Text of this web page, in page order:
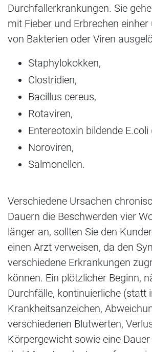
Durchfallerkrankungen. Sie
mit Fieber und Erbrechen
von Bakterien oder Viren
Staphylokokken,
Clostridien,
Bacillus cereus,
Rotaviren,
Entereotoxin bildende E.coli
Noroviren,
Salmonellen.
Verschiedene Ursachen
Dauern die Beschwerden vier
länger an, sollten Sie den
einen Arzt verweisen, da den
verschiedene Erkrankungen
können. Ein plötzlicher Beginn,
Durchfälle, kontinuierliche (statt
Krankheitsanzeichen,
verschiedenen Blutwerten,
Körpergewicht sowie eine